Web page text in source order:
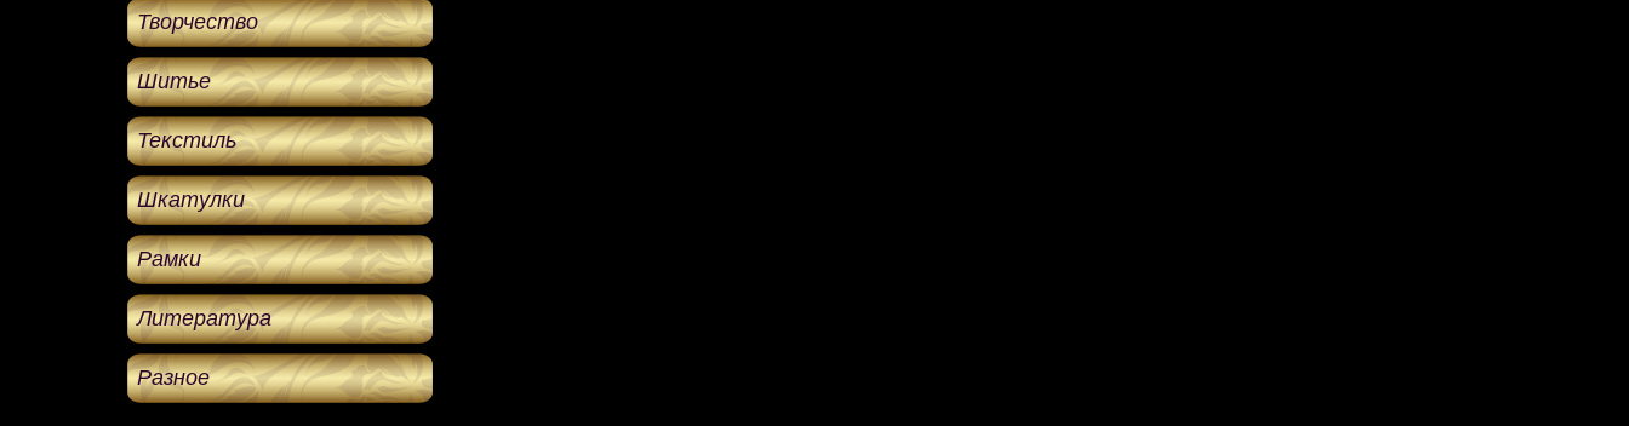
Творчество
Шитье
Текстиль
Шкатулки
Рамки
Литература
Разное